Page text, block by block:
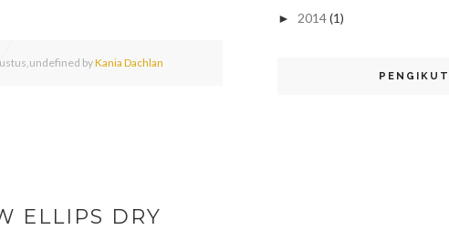
undefined byKania Dachlan
ELLIPS DRY
► 2014(1)
PENGIKUT